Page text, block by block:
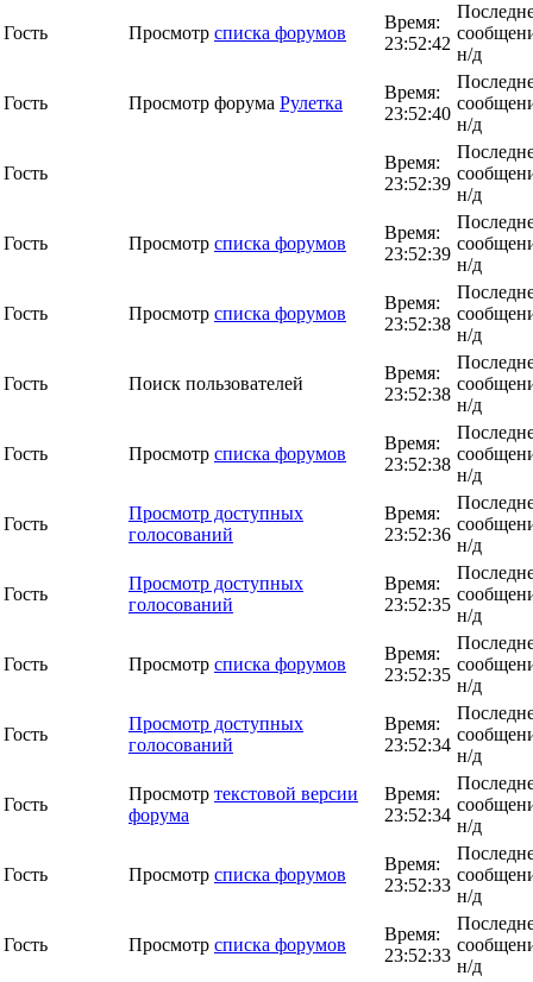
Гость Просмотр списка форумов
Время:
23:52:42
н/д
Гость Просмотр форума Рулетка
Время:
23:52:40
н/д
Гость
Время:
23:52:39
н/д
Гость Просмотр списка форумов
Время:
23:52:39
н/д
Гость Просмотр списка форумов
Время:
23:52:38
н/д
Гость Поиск пользователей
Время:
23:52:38
н/д
Гость Просмотр списка форумов
Время:
23:52:38
н/д
Гость
Просмотр доступных
голосований
Время:
23:52:36
н/д
Гость
Просмотр доступных
голосований
Время:
23:52:35
н/д
Гость Просмотр списка форумов
Время:
23:52:35
н/д
Гость
Просмотр доступных
голосований
Время:
23:52:34
н/д
Гость
Просмотр текстовой версии
форума
Время:
23:52:34
н/д
Гость Просмотр списка форумов
Время:
23:52:33
н/д
Гость Просмотр списка форумов
Время:
23:52:33
н/д